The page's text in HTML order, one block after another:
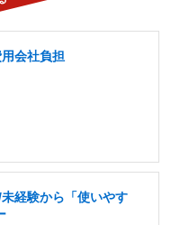
会社負担
経験から「使いやす